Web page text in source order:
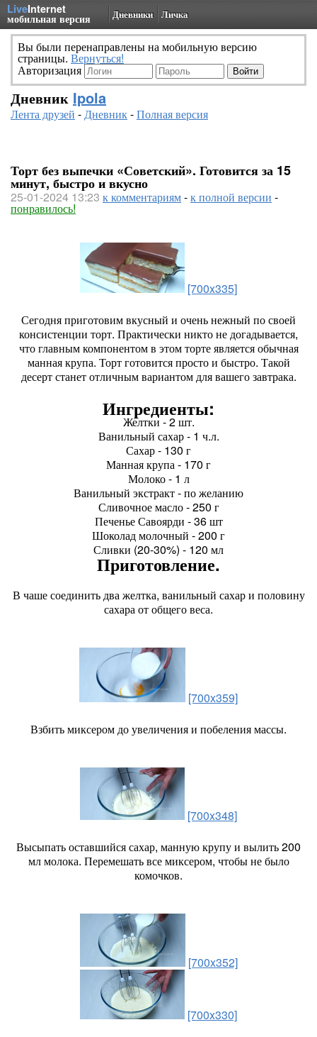
LiveInternet
мобильная версия Дневники Личка
Вы были перенаправлены на мобильную версию
страницы. Вернуться!
Авторизация
Дневник Ipola
Лента друзей -Дневник-Полная версия
Торт без выпечки «Советский». Готовится за 15
минут, быстро и вкусно
25-01-2024 13:23 к комментариям-к полной версии -
понравилось!
[700x335]
Сегодня приготовим вкусный и очень нежный по своей
консистенции торт. Практически никто не догадывается,
что главным компонентом в этом торте является обычная
манная крупа. Торт готовится просто и быстро. Такой
десерт станет отличным вариантом для вашего завтрака.
Ингредиенты:
Желтки - 2 шт.
Ванильный сахар - 1 ч.л.
Сахар - 130 г
Манная крупа - 170 г
Молоко - 1 л
Ванильный экстракт - по желанию
Сливочное масло - 250 г
Печенье Савоярди - 36 шт
Шоколад молочный - 200 г
Сливки (20-30%) - 120 мл
Приготовление.
В чаше соединить два желтка, ванильный сахар и половину
сахара от общего веса.
[700x359]
Взбить миксером до увеличения и побеления массы.
[700x348]
Высыпать оставшийся сахар, манную крупу и вылить 200
мл молока. Перемешать все миксером, чтобы не было
комочков.
[700x352]
[700x330]